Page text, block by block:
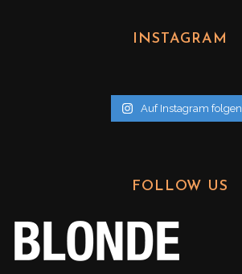
INSTAGRAM
Auf Instagram folgen
FOLLOW US